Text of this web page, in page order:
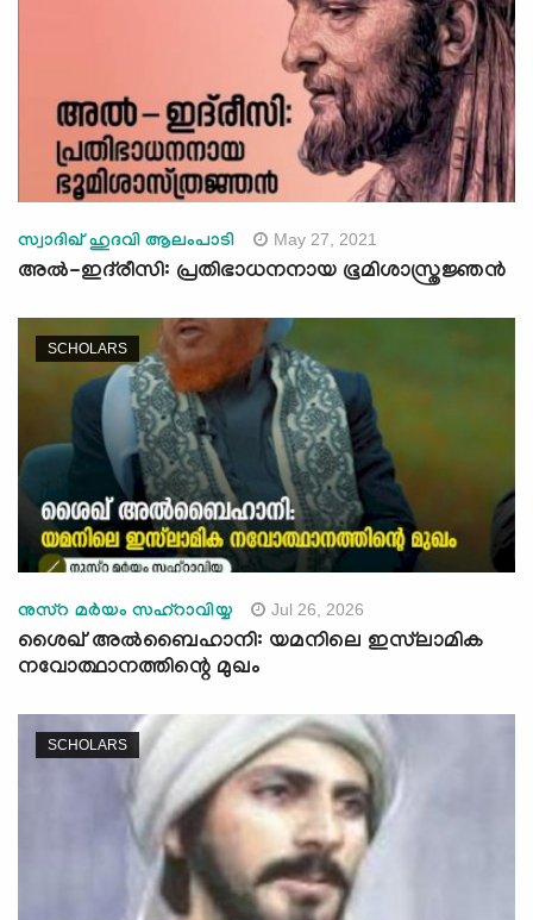
സ്വാദിഖ് ഹുദവി ആലംപാടി May 27, 2021
അൽ-ഇദ്‍രീസി: പ്രതിഭാധനനായ ഭൂമിശാസ്ത്രജ്ഞൻ
SCHOLARS
നുസ്റ മർയം സഹ്റാവിയ്യ Jul 26, 2026
ശൈഖ് അൽബൈഹാനി: യമനിലെ ഇസ്‍ലാമിക
നവോത്ഥാനത്തിന്റെ മുഖം
SCHOLARS